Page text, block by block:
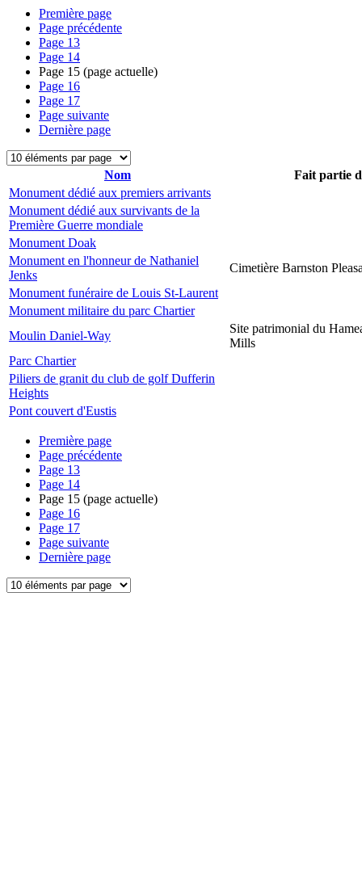
Première page
Page précédente
Page 13
Page 14
Page 15 (page actuelle)
Page 16
Page 17
Page suivante
Dernière page
Nom
Fait partie
Monument dédié aux premiers arrivants
Monument dédié aux survivants de la
Première Guerre mondiale
Monument Doak
Monument en l'honneur de Nathaniel
Jenks
Cimetière Barnston
Monument funéraire de Louis St-Laurent
Monument militaire du parc Chartier
Moulin Daniel-Way
Site patrimonial du
Mills
Parc Chartier
Piliers de granit du club de golf Dufferin
Heights
Pont couvert d'Eustis
Première page
Page précédente
Page 13
Page 14
Page 15 (page actuelle)
Page 16
Page 17
Page suivante
Dernière page